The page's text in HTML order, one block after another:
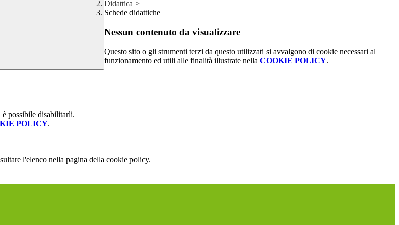
Didattica >
Schede didattiche
Nessun contenuto da visualizzare
Questo sito o gli strumenti terzi da questo utilizzati si avvalgono di cookie necessari al
funzionamento ed utili alle finalità illustrate nella COOKIE POLICY.
possibile disabilitarli.
POLICY.
l'elenco nella pagina della cookie policy.